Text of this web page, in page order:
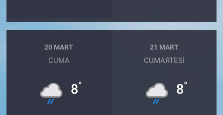
20 MART
CUMA
8°
21 MART
CUMARTESI
8°